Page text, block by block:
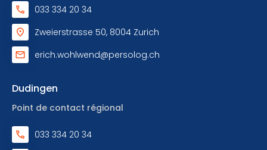
033 334 20 34
Zweierstrasse 50, 8004 Zurich
erich.wohlwend@persolog.ch
Dudingen
Point de contact régional
033 334 20 34